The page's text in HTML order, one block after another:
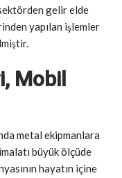
gelir elde
yapılan işlemler
Mobil
metal ekipmanlara
büyük ölçüde
hayatın içine